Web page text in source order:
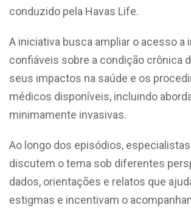
conduzido pela Havas Life.
A iniciativa busca ampliar o acesso a
confiáveis sobre a condição crônica
seus impactos na saúde e os
médicos disponíveis, incluindo
minimamente invasivas.
Ao longo dos episódios,
discutem o tema sob diferentes
dados, orientações e relatos que
estigmas e incentivam o